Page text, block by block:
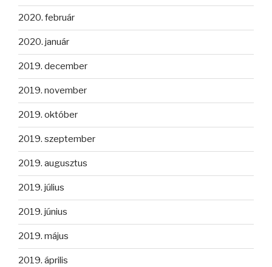
2020. február
2020. január
2019. december
2019. november
2019. október
2019. szeptember
2019. augusztus
2019. július
2019. június
2019. május
2019. április